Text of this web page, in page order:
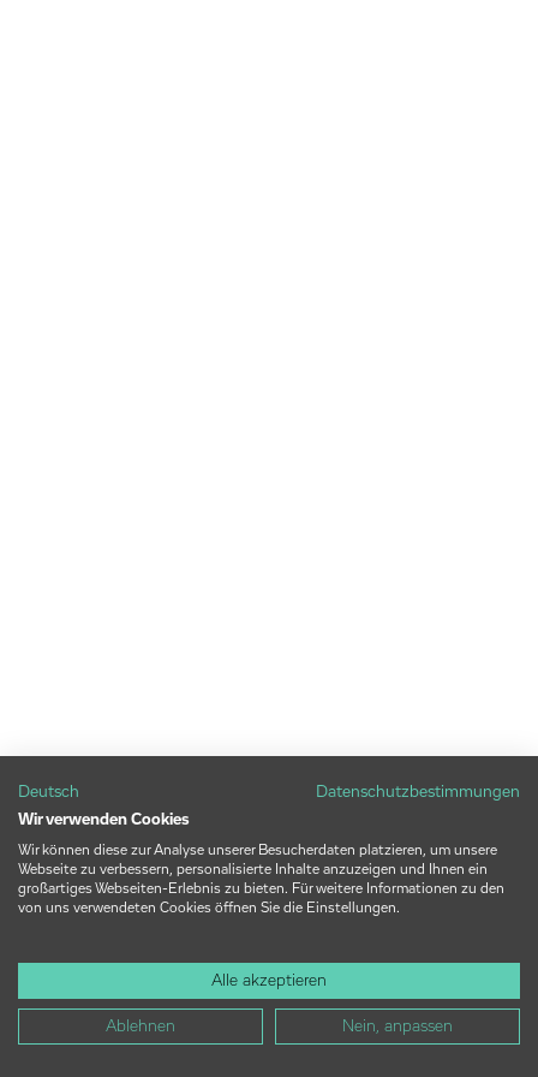
Deutsch
Datenschutzbestimmungen
Wir verwenden Cookies
Wir können diese zur Analyse unserer Besucherdaten platzieren, um unsere
Webseite zu verbessern, personalisierte Inhalte anzuzeigen und Ihnen ein
großartiges Webseiten-Erlebnis zu bieten. Für weitere Informationen zu den
von uns verwendeten Cookies öffnen Sie die Einstellungen.
Alle akzeptieren
Ablehnen Nein, anpassen